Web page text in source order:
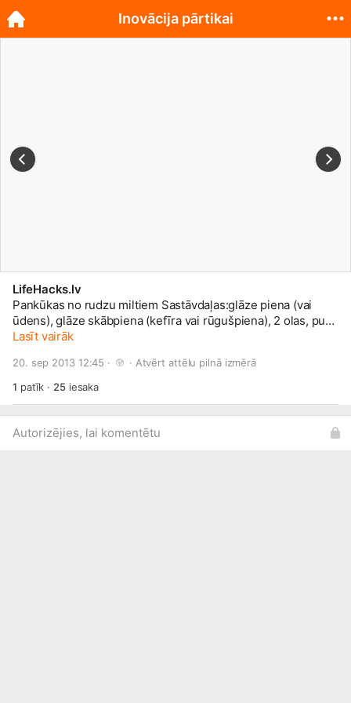
LifeHacks.lv
Pankūkas no rudzu miltiem Sastāvdaļas:glāze piena (vai
ūdens), glāze skābpiena (kefīra vai rūgušpiena), 2 olas, puse
tējkarotes sodas, ēdamkarote cukura, sāls pēc garšas, rupji
sajauc pabiezā mīklā, lej ar karoti uz labi sakarsētas
ietaukotas pannas mazās pankūciņās.
Lasīt vairāk
20. sep 2013 12:45 · · Atvērt attēlu pilnā izmērā
1 patīk · 25iesaka
Autorizējies, lai komentētu
Inovācija pārtikai